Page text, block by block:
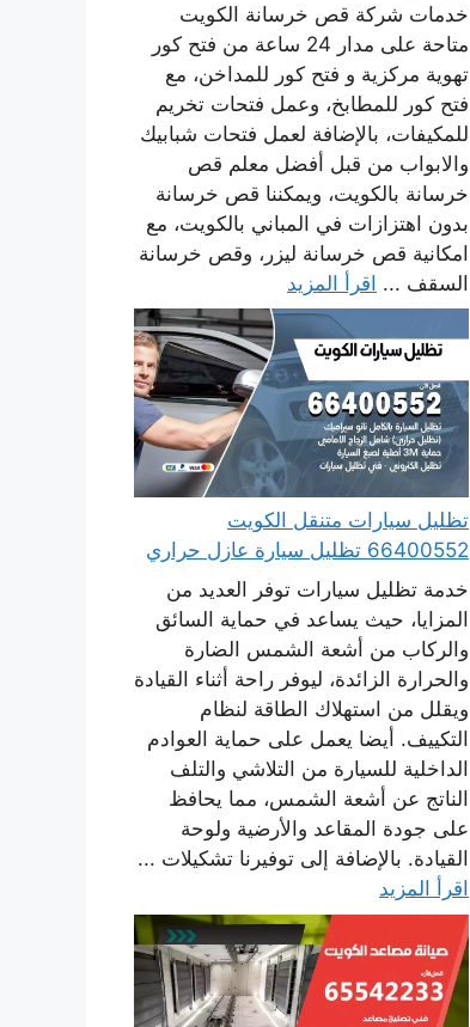
خدمات شركة قص خرسانة الكويت
متاحة على مدار 24 ساعة من فتح كور
تهوية مركزية و فتح كور للمداخن، مع
فتح كور للمطابخ، وعمل فتحات تخريم
للمكيفات، بالإضافة لعمل فتحات شبابيك
والابواب من قبل أفضل معلم قص
خرسانة بالكويت، ويمكننا قص خرسانة
بدون اهتزازات في المباني بالكويت، مع
امكانية قص خرسانة ليزر، وقص خرسانة
السقف ... اقرأ المزيد
تظليل سيارات متنقل الكويت
66400552 تظليل سيارة عازل حراري
خدمة تظليل سيارات توفر العديد من
المزايا، حيث يساعد في حماية السائق
والركاب من أشعة الشمس الضارة
والحرارة الزائدة، ليوفر راحة أثناء القيادة
ويقلل من استهلاك الطاقة لنظام
التكييف. أيضا يعمل على حماية العوادم
الداخلية للسيارة من التلاشي والتلف
الناتج عن أشعة الشمس، مما يحافظ
على جودة المقاعد والأرضية ولوحة
القيادة. بالإضافة إلى توفيرنا تشكيلات ...
اقرأ المزيد